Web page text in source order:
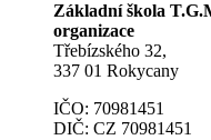
Základní škola
organizace
Třebízského 32,
337 01 Rokycany
IČO: 70981451
DIČ: CZ 70981451